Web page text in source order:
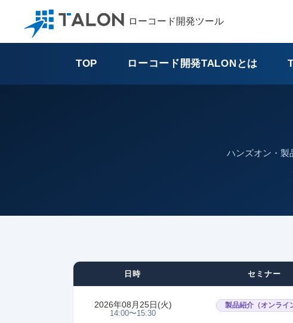
ローコード開発ツール
TOP ローコード開発TALONとは
ハンズオン・製
日時 セミナー
2026年08月25日(火)
14:00〜15:30
製品紹介（オンライ